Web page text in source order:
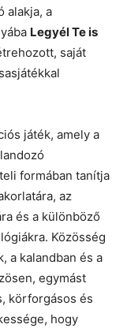
alakja, a
Legyél Te is
saját
játék, amely a
formában tanítja
az
és a különböző
Közösség
a kalandban és a
egymást
körforgásos és
hogy